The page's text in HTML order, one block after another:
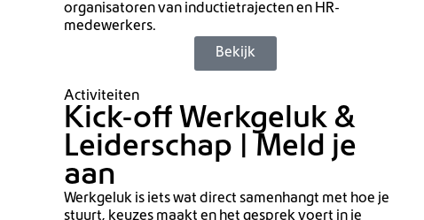
organisatoren van inductietrajecten en HR-
medewerkers.
Bekijk
Activiteiten
Kick-off Werkgeluk &
Leiderschap | Meld je
aan
Werkgeluk is iets wat direct samenhangt met hoe je
stuurt, keuzes maakt en het gesprek voert in je